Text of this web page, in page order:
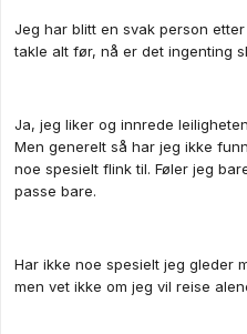
Jeg har blitt en svak person
takle alt før, nå er det ingenting
Ja, jeg liker og innrede
Men generelt så har jeg ikke
noe spesielt flink til. Føler jeg
passe bare.
Har ikke noe spesielt jeg gleder
men vet ikke om jeg vil reise